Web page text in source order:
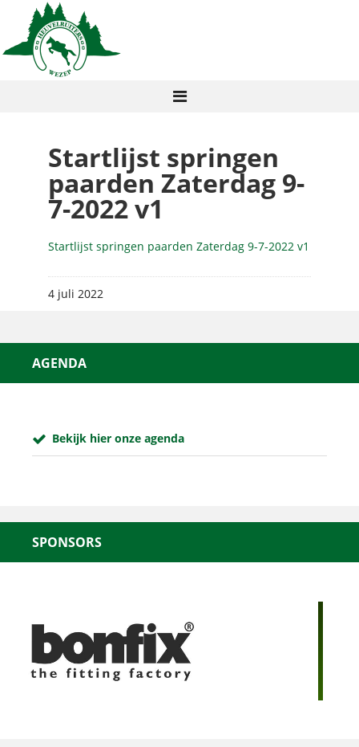
Startlijst springen
paarden Zaterdag 9-
7-2022 v1
Startlijst springen paarden Zaterdag 9-7-2022 v1
4 juli 2022
AGENDA
Bekijk hier onze agenda
SPONSORS